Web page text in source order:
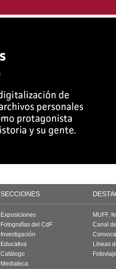
SECCIONES
Exposiciones
Fotografías del CdF
Investigación
Educativa
Catálogo
Mediateca
MUFF,
Canal
Líneas